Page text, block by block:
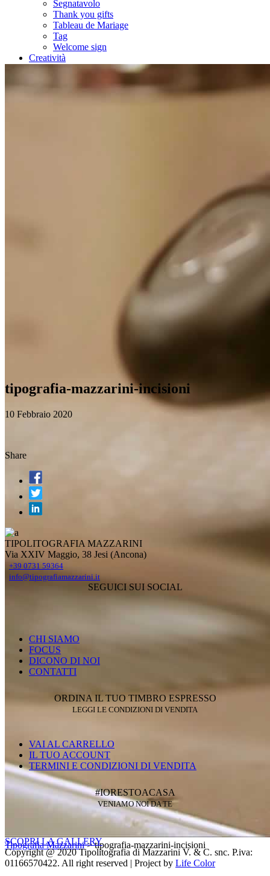
Segnatavolo
Thank you gifts
Tableau de Mariage
Tag
Welcome sign
Creatività
Contatti
Tipografia Mazzarini>tipografia-mazzarini-incisioni
tipografia-mazzarini-incisioni
10 Febbraio 2020
Share
TIPOLITOGRAFIA MAZZARINI
Via XXIV Maggio, 38 Jesi (Ancona)
+39 0731 59364
info@tipografiamazzarini.it
SEGUICI SUI SOCIAL
CHI SIAMO
FOCUS
DICONO DI NOI
CONTATTI
ORDINA IL TUO TIMBRO ESPRESSO
LEGGI LE CONDIZIONI DI VENDITA
VAI AL CARRELLO
IL TUO ACCOUNT
TERMINI E CONDIZIONI DI VENDITA
#IORESTOACASA
VENIAMO NOI DA TE
SCOPRI LA GALLERY
Copyright @ 2020 Tipolitografia di Mazzarini V. & C. snc. P.iva:
01166570422. All right reserved | Project by Life Color